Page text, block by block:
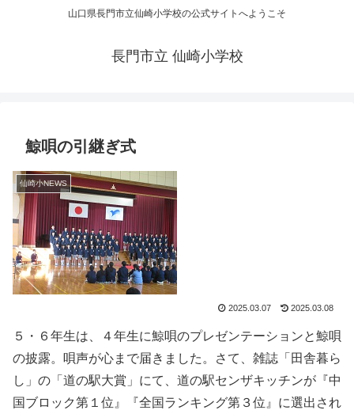
山口県長門市立仙崎小学校の公式サイトへようこそ
長門市立 仙崎小学校
鯨唄の引継ぎ式
仙崎小NEWS
2025.03.07 2025.03.08
５・６年生は、４年生に鯨唄のプレゼンテーションと鯨唄
の披露。唄声が心まで届きました。さて、雑誌「田舎暮ら
し」の「道の駅大賞」にて、道の駅センザキッチンが『中
国ブロック第１位』『全国ランキング第３位』に選出され